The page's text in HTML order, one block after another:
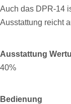
Auch das DPR-14
Ausstattung reicht
Ausstattung
40%
Bedienung